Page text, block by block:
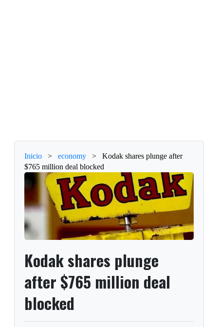
Inicio > economy >
Kodak shares plunge after
$765 million deal blocked
Kodak shares plunge
after $765 million deal
blocked